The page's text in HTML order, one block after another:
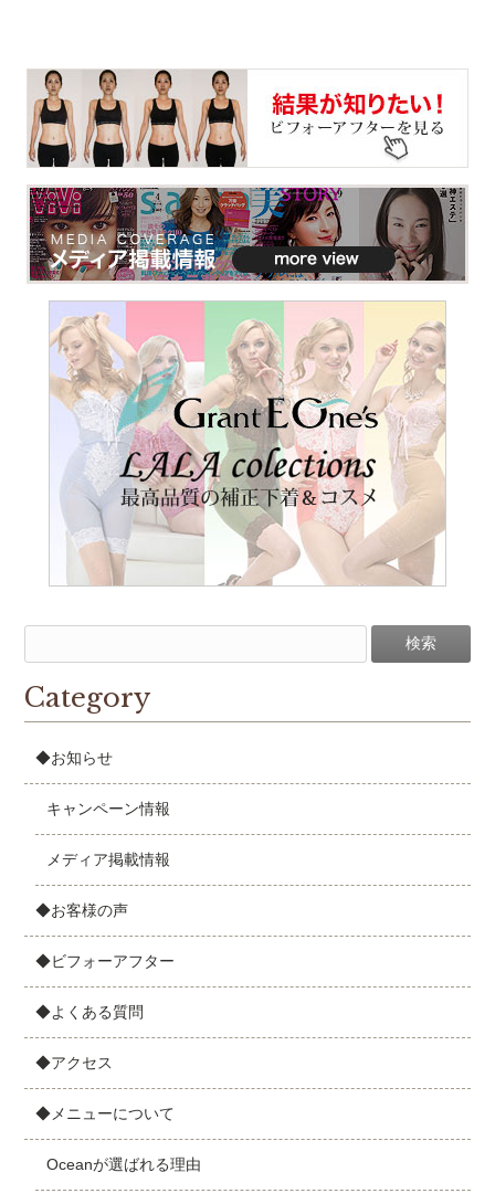
Category
◆お知らせ
キャンペーン情報
メディア掲載情報
◆お客様の声
◆ビフォーアフター
◆よくある質問
◆アクセス
◆メニューについて
Oceanが選ばれる理由